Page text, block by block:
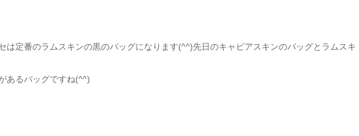
は定番のラムスキンの黒のバッグになります(^^)先日のキャビアスキンのバッグとラムスキ
あるバッグですね(^^)